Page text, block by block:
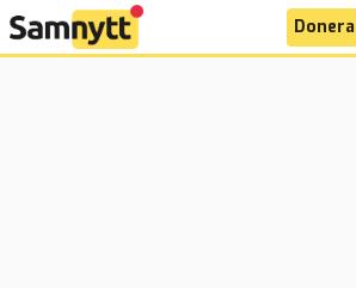
Donera